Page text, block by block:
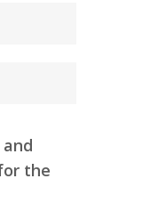
the